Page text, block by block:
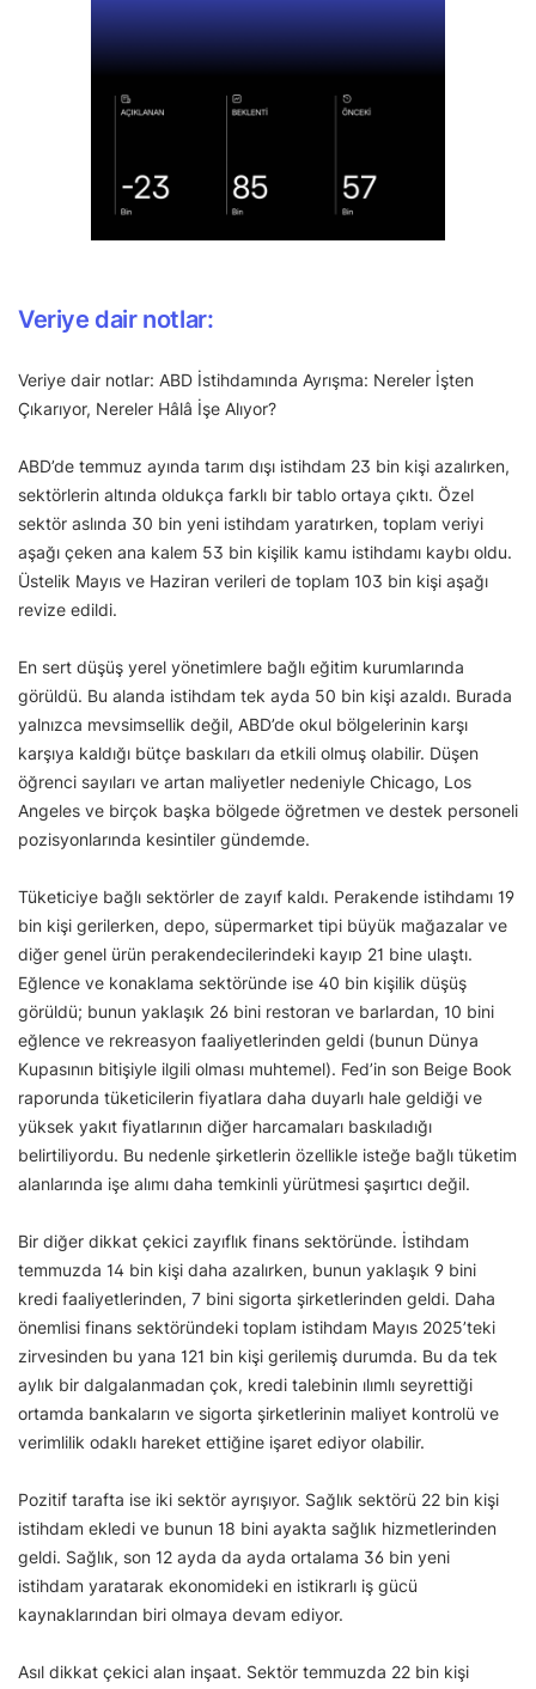
Veriye dair notlar:
Veriye dair notlar: ABD İstihdamında Ayrışma: Nereler İşten
Çıkarıyor, Nereler Hâlâ İşe Alıyor?
ABD’de temmuz ayında tarım dışı istihdam 23 bin kişi azalırken,
sektörlerin altında oldukça farklı bir tablo ortaya çıktı. Özel
sektör aslında 30 bin yeni istihdam yaratırken, toplam veriyi
aşağı çeken ana kalem 53 bin kişilik kamu istihdamı kaybı oldu.
Üstelik Mayıs ve Haziran verileri de toplam 103 bin kişi aşağı
revize edildi.
En sert düşüş yerel yönetimlere bağlı eğitim kurumlarında
görüldü. Bu alanda istihdam tek ayda 50 bin kişi azaldı. Burada
yalnızca mevsimsellik değil, ABD’de okul bölgelerinin karşı
karşıya kaldığı bütçe baskıları da etkili olmuş olabilir. Düşen
öğrenci sayıları ve artan maliyetler nedeniyle Chicago, Los
Angeles ve birçok başka bölgede öğretmen ve destek personeli
pozisyonlarında kesintiler gündemde.
Tüketiciye bağlı sektörler de zayıf kaldı. Perakende istihdamı 19
bin kişi gerilerken, depo, süpermarket tipi büyük mağazalar ve
diğer genel ürün perakendecilerindeki kayıp 21 bine ulaştı.
Eğlence ve konaklama sektöründe ise 40 bin kişilik düşüş
görüldü; bunun yaklaşık 26 bini restoran ve barlardan, 10 bini
eğlence ve rekreasyon faaliyetlerinden geldi (bunun Dünya
Kupasının bitişiyle ilgili olması muhtemel). Fed’in son Beige Book
raporunda tüketicilerin fiyatlara daha duyarlı hale geldiği ve
yüksek yakıt fiyatlarının diğer harcamaları baskıladığı
belirtiliyordu. Bu nedenle şirketlerin özellikle isteğe bağlı tüketim
alanlarında işe alımı daha temkinli yürütmesi şaşırtıcı değil.
Bir diğer dikkat çekici zayıflık finans sektöründe. İstihdam
temmuzda 14 bin kişi daha azalırken, bunun yaklaşık 9 bini
kredi faaliyetlerinden, 7 bini sigorta şirketlerinden geldi. Daha
önemlisi finans sektöründeki toplam istihdam Mayıs 2025’teki
zirvesinden bu yana 121 bin kişi gerilemiş durumda. Bu da tek
aylık bir dalgalanmadan çok, kredi talebinin ılımlı seyrettiği
ortamda bankaların ve sigorta şirketlerinin maliyet kontrolü ve
verimlilik odaklı hareket ettiğine işaret ediyor olabilir.
Pozitif tarafta ise iki sektör ayrışıyor. Sağlık sektörü 22 bin kişi
istihdam ekledi ve bunun 18 bini ayakta sağlık hizmetlerinden
geldi. Sağlık, son 12 ayda da ayda ortalama 36 bin yeni
istihdam yaratarak ekonomideki en istikrarlı iş gücü
kaynaklarından biri olmaya devam ediyor.
Asıl dikkat çekici alan inşaat. Sektör temmuzda 22 bin kişi